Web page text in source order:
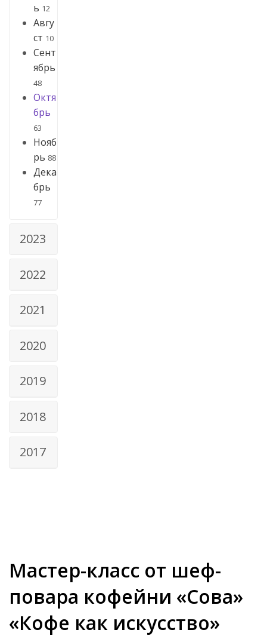
ь 12
Авгу
ст 10
Сент
ябрь
48
Октя
брь
63
Нояб
рь 88
Дека
брь
77
2023
2022
2021
2020
2019
2018
2017
Мастер-класс от шеф-
повара кофейни «Сова»
«Кофе как искусство»